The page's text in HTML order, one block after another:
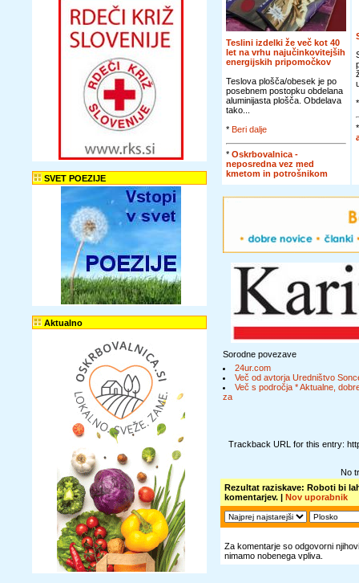
SVET POEZIJE
Aktualno
Teslini izdelki že več kot 40
let na vrhu najučinkovitejših
energijskih pripomočkov
Teslova plošča/obesek je po
posebnem postopku obdelana
aluminijasta plošča. Obdelava
tako...
* Beri dalje
* Oskrbovalnica -
neposredna vez med
kmetom in potrošnikom
Sorodne povezave
24ur.com
Več od avtorja Uredništvo
Več s področja * Aktualne,
za
Trackback URL for this entry:
No
Rezultat raziskave: Roboti bi
komentarjev. | Nov uporabnik
Za komentarje so odgovorni
nimamo nobenega vpliva.